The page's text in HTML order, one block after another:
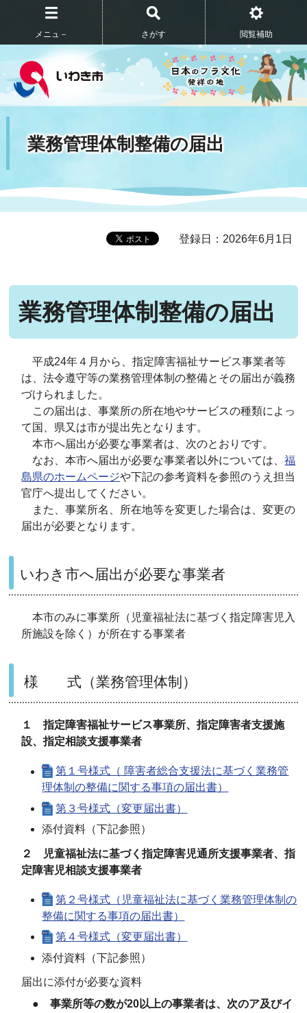
メニュ－ さがす 閲覧補助
業務管理体制整備の届出
登録日：2026年6月1日
業務管理体制整備の届出
平成24年４月から、指定障害福祉サービス事業者等
は、法令遵守等の業務管理体制の整備とその届出が義務
づけられました。
この届出は、事業所の所在地やサービスの種類によっ
て国、県又は市が提出先となります。
本市へ届出が必要な事業者は、次のとおりです。
なお、本市へ届出が必要な事業者以外については、福
島県のホームページや下記の参考資料を参照のうえ担当
官庁へ提出してください。
また、事業所名、所在地等を変更した場合は、変更の
届出が必要となります。
いわき市へ届出が必要な事業者
本市のみに事業所（児童福祉法に基づく指定障害児入
所施設を除く）が所在する事業者
様 式（業務管理体制）
１ 指定障害福祉サービス事業所、指定障害者支援施
設、指定相談支援事業者
第１号様式（ 障害者総合支援法に基づく業務管
理体制の整備に関する事項の届出書）
第３号様式（変更届出書）
添付資料（下記参照）
２ 児童福祉法に基づく指定障害児通所支援事業者、指
定障害児相談支援事業者
第２号様式（児童福祉法に基づく業務管理体制の
整備に関する事項の届出書）
第４号様式（変更届出書）
添付資料（下記参照）
届出に添付が必要な資料
● 事業所等の数が20以上の事業者は、次のア及びイ